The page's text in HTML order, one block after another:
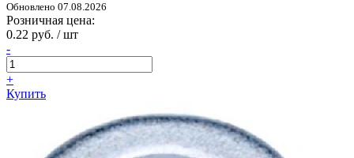
Обновлено 07.08.2026
Розничная цена:
0.22 руб. / шт
-
+
Купить